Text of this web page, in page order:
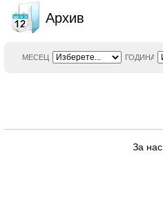
Архив
МЕСЕЦ ГОДИНА
За нас